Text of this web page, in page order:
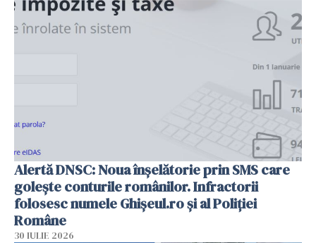
Alertă DNSC: Noua înșelătorie prin SMS care
golește conturile românilor. Infractorii
folosesc numele Ghișeul.ro și al Poliției
Române
30 IULIE 2026